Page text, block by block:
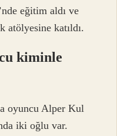
eğitim aldı ve
atölyesine katıldı.
kiminle
oyuncu Alper Kul
iki oğlu var.